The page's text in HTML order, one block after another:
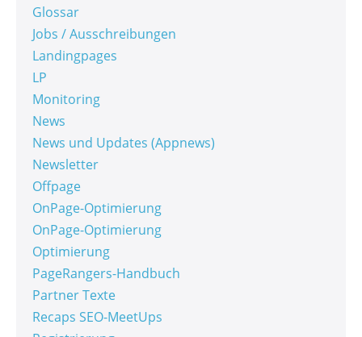
Glossar
Jobs / Ausschreibungen
Landingpages
LP
Monitoring
News
News und Updates (Appnews)
Newsletter
Offpage
OnPage-Optimierung
OnPage-Optimierung
Optimierung
PageRangers-Handbuch
Partner Texte
Recaps SEO-MeetUps